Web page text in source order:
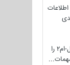
اطلاعات
توپخانه‌ای هدایت‌شونده کراسنوپول-ام۲ را